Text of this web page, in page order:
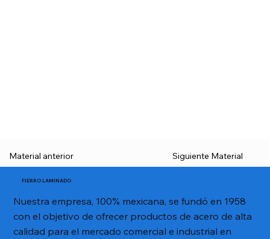
Material anterior Siguiente Material
FIERRO LAMINADO
Nuestra empresa, 100% mexicana, se fundó en 1958
con el objetivo de ofrecer productos de acero de alta
calidad para el mercado comercial e industrial en